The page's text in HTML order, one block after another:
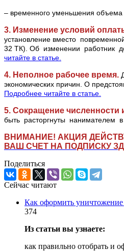
– временного уменьшения
3. Изменение условий
установление вместо
32 ТК). Об изменении работник
читайте в статье.
4. Неполное рабочее время.
экономических причин. О
Подробнее читайте в статье.
5. Сокращение численности
быть расторгнуты нанимателем
ВНИМАНИЕ! АКЦИЯ
ВАШ СЧЕТ НА ПОДПИСКУ
Поделиться
Сейчас читают
Как оформить
374
Из статьи вы узнаете:
как правильно отобрать и